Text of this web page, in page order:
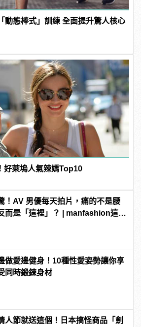
動態棒式」訓練 全面提升驚人核心
好萊塢人氣辣媽Top10
！AV 男優每天拍片，痛的不是腰
而是「這裡」？ | manfashion這樣
做愛邊健身！10種性愛姿勢讓你享
同時鍛鍊身材
人節就送這個！日本搞怪商品「劍